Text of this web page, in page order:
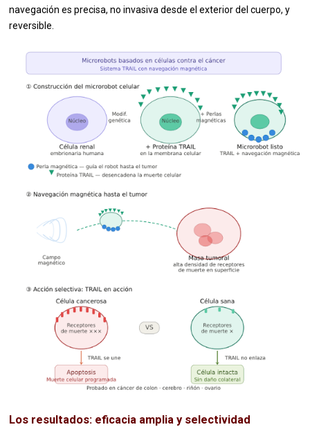
navegación es precisa, no invasiva desde el exterior del cuerpo, y
reversible.
Los resultados: eficacia amplia y selectividad